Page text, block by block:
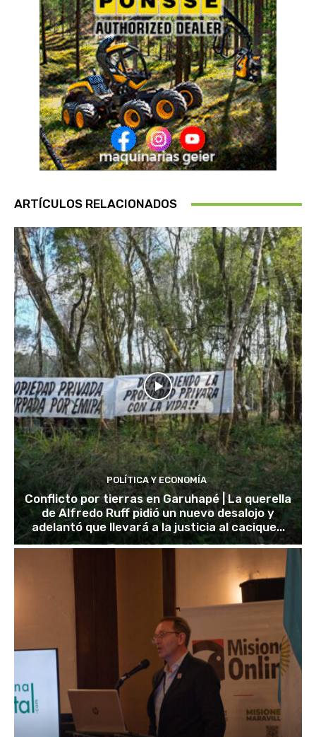
ARTÍCULOS RELACIONADOS
POLÍTICA Y ECONOMÍA
Conflicto por tierras en Garuhapé | La querella
de Alfredo Ruff pidió un nuevo desalojo y
adelantó que llevará a la justicia al cacique...